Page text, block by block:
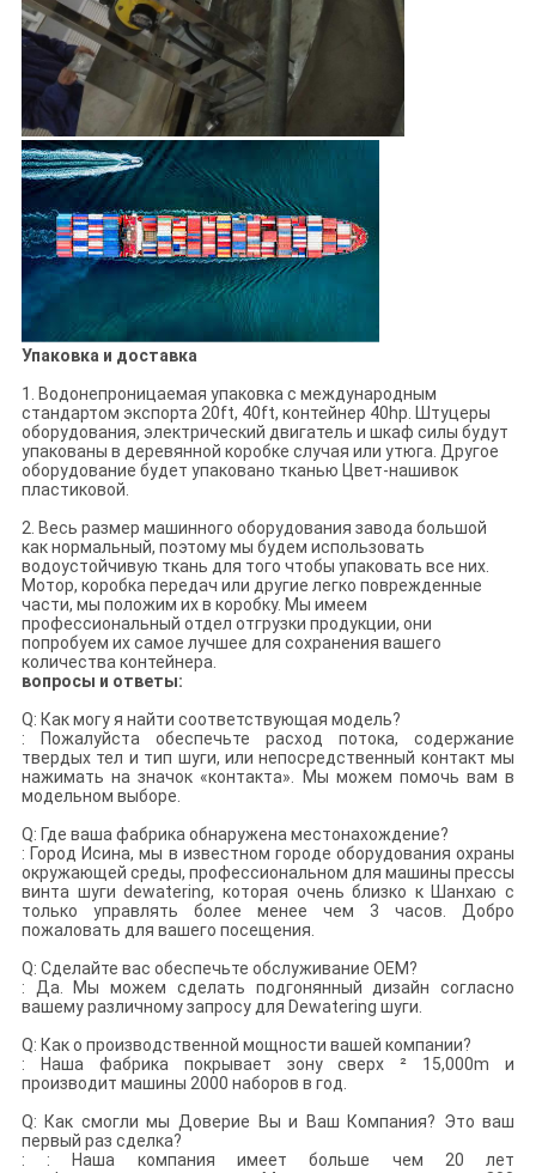
Упаковка и доставка
1. Водонепроницаемая упаковка с международным
стандартом экспорта 20ft, 40ft, контейнер 40hp. Штуцеры
оборудования, электрический двигатель и шкаф силы будут
упакованы в деревянной коробке случая или утюга. Другое
оборудование будет упаковано тканью Цвет-нашивок
пластиковой.
2. Весь размер машинного оборудования завода большой
как нормальный, поэтому мы будем использовать
водоустойчивую ткань для того чтобы упаковать все них.
Мотор, коробка передач или другие легко поврежденные
части, мы положим их в коробку. Мы имеем
профессиональный отдел отгрузки продукции, они
попробуем их самое лучшее для сохранения вашего
количества контейнера.
вопросы и ответы:
Q: Как могу я найти соответствующая модель?
: Пожалуйста обеспечьте расход потока, содержание
твердых тел и тип шуги, или непосредственный контакт мы
нажимать на значок «контакта». Мы можем помочь вам в
модельном выборе.
Q: Где ваша фабрика обнаружена местонахождение?
: Город Исина, мы в известном городе оборудования охраны
окружающей среды, профессиональном для машины прессы
винта шуги dewatering, которая очень близко к Шанхаю с
только управлять более менее чем 3 часов. Добро
пожаловать для вашего посещения.
Q: Сделайте вас обеспечьте обслуживание OEM?
: Да. Мы можем сделать подгонянный дизайн согласно
вашему различному запросу для Dewatering шуги.
Q: Как о производственной мощности вашей компании?
: Наша фабрика покрывает зону сверх ² 15,000m и
производит машины 2000 наборов в год.
Q: Как смогли мы Доверие Вы и Ваш Компания? Это ваш
первый раз сделка?
: : Наша компания имеет больше чем 20 лет